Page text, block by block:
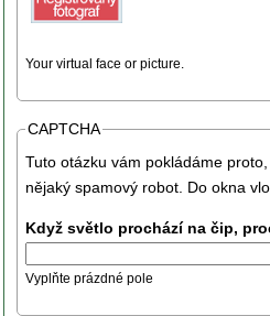
Your virtual face or picture.
CAPTCHA
Tuto otázku vám pokládáme
nějaký spamový robot. Do okna
Když světlo prochází na čip,
Vyplňte prázdné pole